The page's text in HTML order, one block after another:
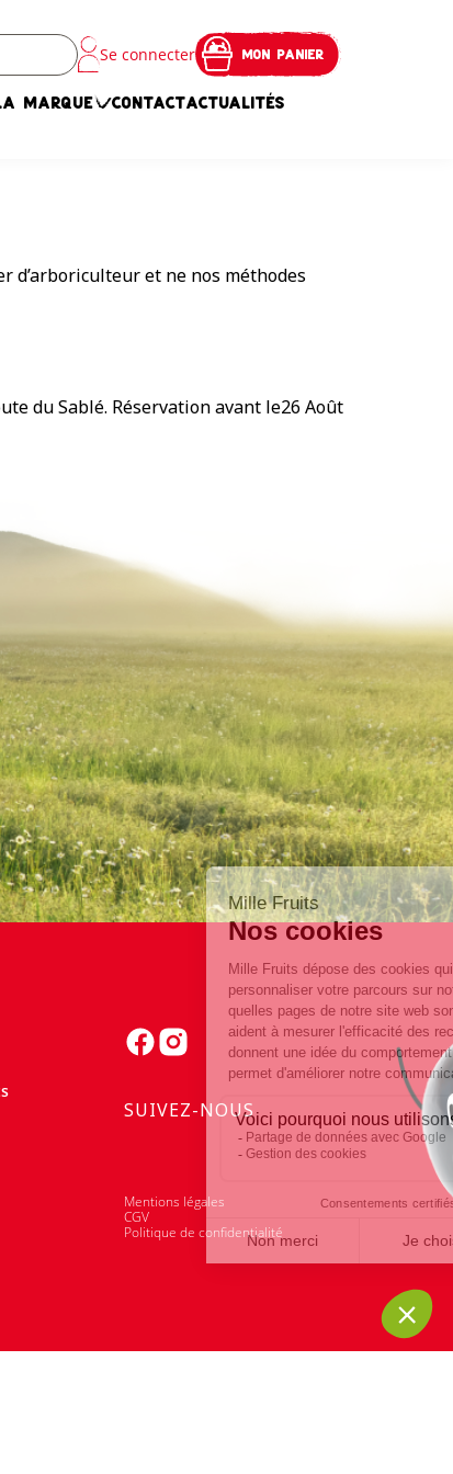
Se connecter MON PANIER
MARQUE CONTACTACTUALITÉS
d’arboriculteur et ne nos méthodes
du Sablé. Réservation avant le26 Août
SUIVEZ-NOUS
Mentions légales
CGV
Politique de confidentialité